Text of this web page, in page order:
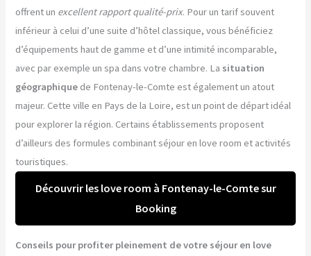
offrent un excellent rapport qualité-prix. Pour un tarif souvent
inférieur à celui d’une suite d’hôtel classique, vous bénéficiez
d’équipements haut de gamme et d’une intimité incomparable,
avec par exemple un spa dans votre chambre. La situation
géographique de Fontenay-le-Comte est également un atout
majeur. Cette ville en Pays de la Loire, est un point de départ idéal
pour explorer la région. Certains établissements proposent
d’ailleurs des formules combinant séjour en love room et activités
touristiques.
Découvrir les love room à Fontenay-le-Comte sur
Booking
Conseils pour profiter pleinement de votre séjour en love